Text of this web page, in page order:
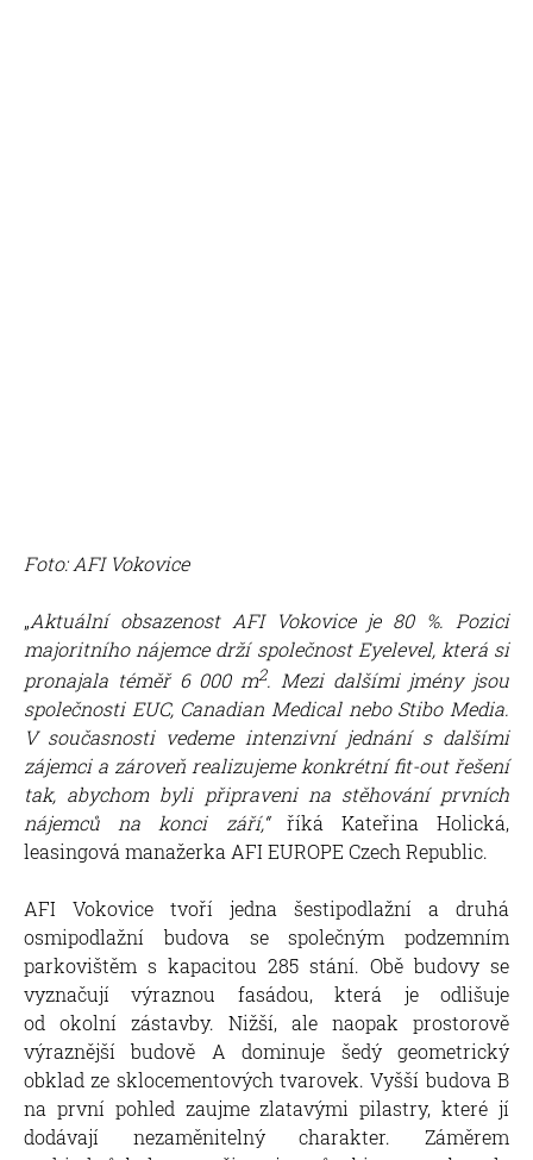
Foto: AFI Vokovice
„Aktuální obsazenost AFI Vokovice je 80 %. Pozici
majoritního nájemce drží společnost Eyelevel, která si
pronajala téměř 6 000 m2. Mezi dalšími jmény jsou
společnosti EUC, Canadian Medical nebo Stibo Media.
V současnosti vedeme intenzivní jednání s dalšími
zájemci a zároveň realizujeme konkrétní fit-out řešení
tak, abychom byli připraveni na stěhování prvních
nájemců na konci září,“říká Kateřina Holická,
leasingová manažerka AFI EUROPE Czech Republic.
AFI Vokovice tvoří jedna šestipodlažní a druhá
osmipodlažní budova se společným podzemním
parkovištěm s kapacitou 285 stání. Obě budovy se
vyznačují výraznou fasádou, která je odlišuje
od okolní zástavby. Nižší, ale naopak prostorově
výraznější budově A dominuje šedý geometrický
obklad ze sklocementových tvarovek. Vyšší budova B
na první pohled zaujme zlatavými pilastry, které jí
dodávají nezaměnitelný charakter. Záměrem